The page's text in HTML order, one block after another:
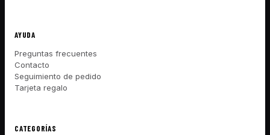
AYUDA
Preguntas frecuentes
Contacto
Seguimiento de pedido
Tarjeta regalo
CATEGORÍAS